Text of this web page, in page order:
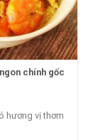
chính gốc
hương vị thơm